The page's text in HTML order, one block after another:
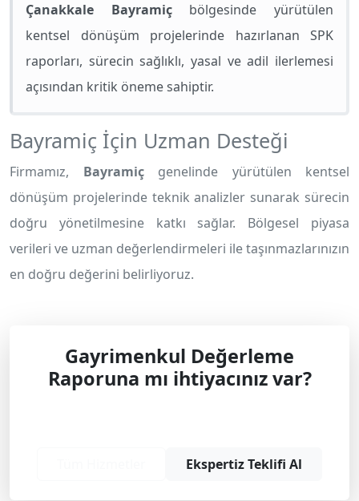
Çanakkale Bayramiçbölgesinde yürütülen
kentsel dönüşüm projelerinde hazırlanan SPK
raporları, sürecin sağlıklı, yasal ve adil ilerlemesi
açısından kritik öneme sahiptir.
Bayramiç İçin Uzman Desteği
Firmamız, Bayramiçgenelinde yürütülen kentsel
dönüşüm projelerinde teknik analizler sunarak sürecin
doğru yönetilmesine katkı sağlar. Bölgesel piyasa
verileri ve uzman değerlendirmeleri ile taşınmazlarınızın
en doğru değerini belirliyoruz.
Gayrimenkul Değerleme
Raporuna mı ihtiyacınız var?
Ekspertiz Teklifi Al